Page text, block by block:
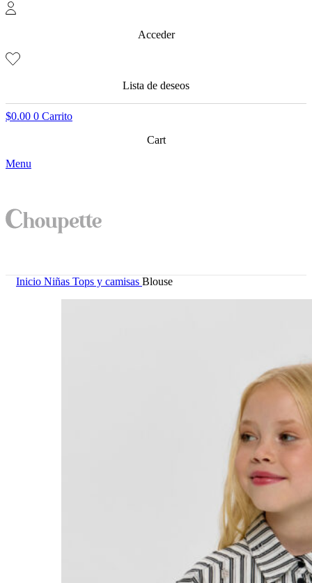
Acceder
Lista de deseos
$0.00 0 Carrito
Cart
Menu
Inicio Niñas Tops y camisas Blouse